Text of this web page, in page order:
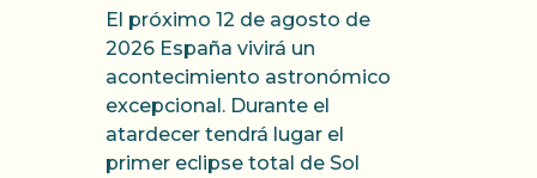
El próximo 12 de agosto de
2026 España vivirá un
acontecimiento astronómico
excepcional. Durante el
atardecer tendrá lugar el
primer eclipse total de Sol